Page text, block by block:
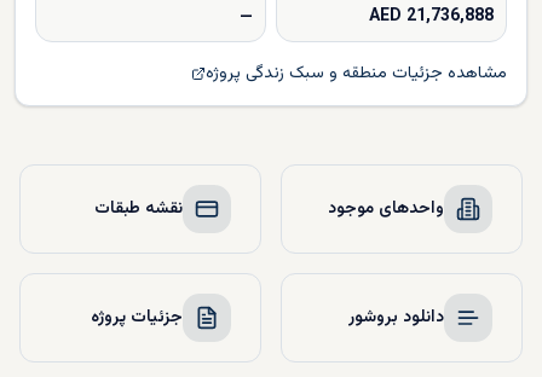
21,736,888 AED
—
مشاهده جزئیات منطقه و سبک زندگی پروژه
واحدهای موجود نقشه طبقات
دانلود بروشور جزئیات پروژه